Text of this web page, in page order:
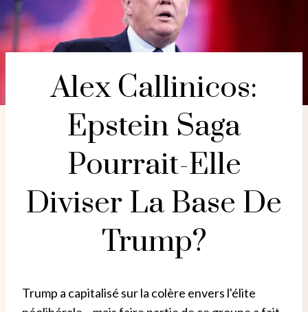
Alex Callinicos:
Epstein Saga
Pourrait-Elle
Diviser La Base De
Trump?
Trump a capitalisé sur la colère envers l'élite